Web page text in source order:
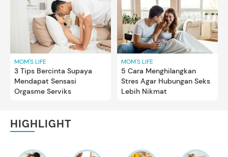
MOM'S LIFE
3 Tips Bercinta Supaya
Mendapat Sensasi
Orgasme Serviks
MOM'S LIFE
5 Cara Menghilangkan
Stres Agar Hubungan Seks
Lebih Nikmat
HIGHLIGHT